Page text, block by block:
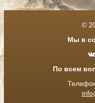
©
Мы в
По всем